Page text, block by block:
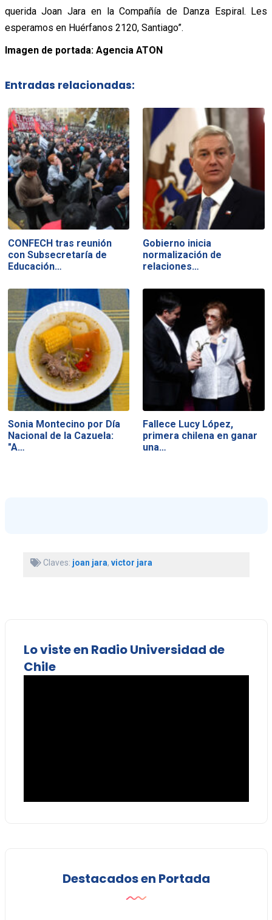
querida Joan Jara en la Compañía de Danza Espiral. Les
esperamos en Huérfanos 2120, Santiago”.
Imagen de portada: Agencia ATON
Entradas relacionadas:
CONFECH tras reunión
con Subsecretaría de
Educación…
Gobierno inicia
normalización de
relaciones…
Sonia Montecino por Día
Nacional de la Cazuela:
"A…
Fallece Lucy López,
primera chilena en ganar
una…
Claves: joan jara, victor jara
Lo viste en Radio Universidad de
Chile
Destacados en Portada